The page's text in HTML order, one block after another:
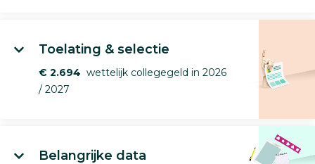
Toelating & selectie
€ 2.694 wettelijk collegegeld in 2026
/ 2027
Belangrijke data